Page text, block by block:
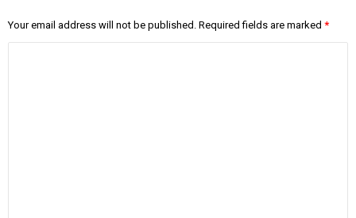
Your email address will not be published. Required fields are marked *